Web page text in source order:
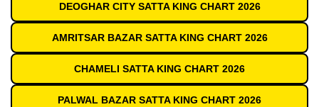
DEOGHAR CITY SATTA KING CHART 2026
AMRITSAR BAZAR SATTA KING CHART 2026
CHAMELI SATTA KING CHART 2026
PALWAL BAZAR SATTA KING CHART 2026